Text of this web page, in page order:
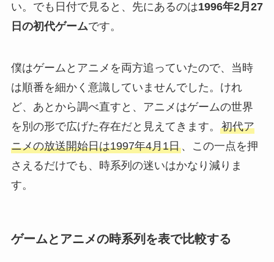
い。でも日付で見ると、先にあるのは1996年2月27
日の初代ゲームです。
僕はゲームとアニメを両方追っていたので、当時
は順番を細かく意識していませんでした。けれ
ど、あとから調べ直すと、アニメはゲームの世界
を別の形で広げた存在だと見えてきます。 初代ア
ニメの放送開始日は1997年4月1日、この一点を押
さえるだけでも、時系列の迷いはかなり減りま
す。
ゲームとアニメの時系列を表で比較する